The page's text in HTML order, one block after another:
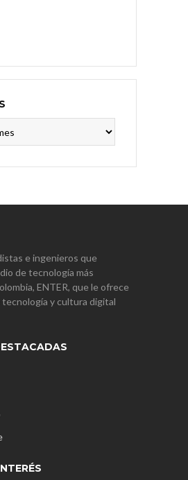
e ingenieros que
de tecnología más
ENTER, que le ofrece
y cultura digital